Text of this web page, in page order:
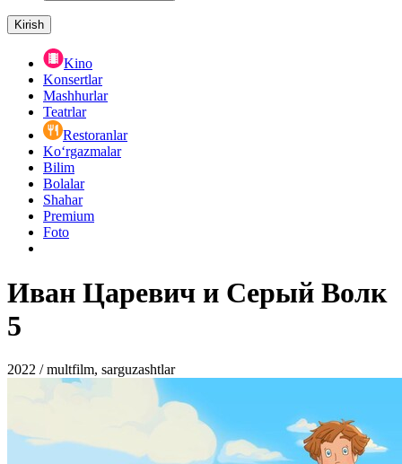
Kirish
Kino
Konsertlar
Mashhurlar
Teatrlar
Restoranlar
Ko‘rgazmalar
Bilim
Bolalar
Shahar
Premium
Foto
Иван Царевич и Серый Волк
5
2022 / multfilm, sarguzashtlar